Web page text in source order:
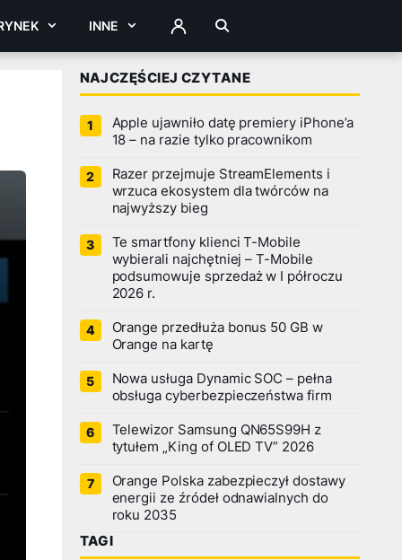
INNE ZALOGUJ
NAJCZĘŚCIEJ CZYTANE
Apple ujawniło datę premiery iPhone’a
18 – na razie tylko pracownikom
Razer przejmuje StreamElements i
wrzuca ekosystem dla twórców na
najwyższy bieg
Te smartfony klienci T-Mobile
wybierali najchętniej – T-Mobile
podsumowuje sprzedaż w I półroczu
2026 r.
Orange przedłuża bonus 50 GB w
Orange na kartę
Nowa usługa Dynamic SOC – pełna
obsługa cyberbezpieczeństwa firm
Telewizor Samsung QN65S99H z
tytułem „King of OLED TV” 2026
Orange Polska zabezpieczył dostawy
energii ze źródeł odnawialnych do
roku 2035
TAGI